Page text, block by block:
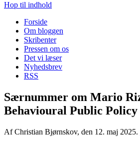
Hop til indhold
Forside
Om bloggen
Skribenter
Pressen om os
Det vi læser
Nyhedsbrev
RSS
Særnummer om Mario
Behavioural Public Policy
Af Christian Bjørnskov, den 12. maj 2025.